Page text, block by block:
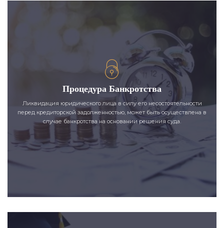
Процедура Банкротства
Ликвидация юридического лица в силу его несостоятельности
перед кредиторской задолженностью, может быть осуществлена в
случае банкротства на основании решения суда.